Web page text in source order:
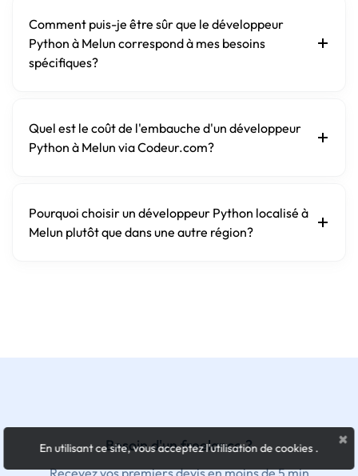
Comment puis-je être sûr que le développeur
Python à Melun correspond à mes besoins
spécifiques?
Quel est le coût de l'embauche d'un développeur
Python à Melun via Codeur.com?
Pourquoi choisir un développeur Python localisé à
Melun plutôt que dans une autre région?
Besoin d'un freelance ? ×
En utilisant ce site, vous acceptez l'utilisation de cookies.